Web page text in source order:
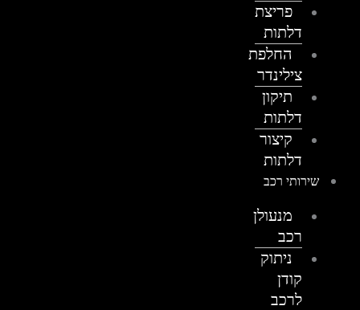
פריצת
דלתות
החלפת
צילינדר
תיקון
דלתות
קיצור
דלתות
שירותי רכב
מנעולן
ניתוק
לרכב